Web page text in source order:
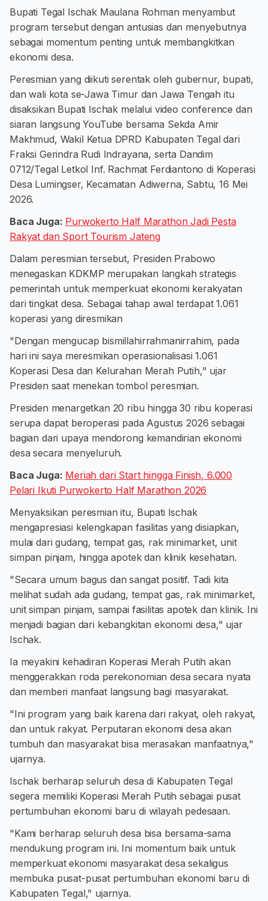
Bupati Tegal Ischak Maulana Rohman menyambut
program tersebut dengan antusias dan menyebutnya
sebagai momentum penting untuk membangkitkan
ekonomi desa.
Peresmian yang diikuti serentak oleh gubernur, bupati,
dan wali kota se-Jawa Timur dan Jawa Tengah itu
disaksikan Bupati Ischak melalui video conference dan
siaran langsung YouTube bersama Sekda Amir
Makhmud, Wakil Ketua DPRD Kabupaten Tegal dari
Fraksi Gerindra Rudi Indrayana, serta Dandim
0712/Tegal Letkol Inf. Rachmat Ferdiantono di Koperasi
Desa Lumingser, Kecamatan Adiwerna, Sabtu, 16 Mei
2026.
Baca Juga: Purwokerto Half Marathon Jadi Pesta
Rakyat dan Sport Tourism Jateng
Dalam peresmian tersebut, Presiden Prabowo
menegaskan KDKMP merupakan langkah strategis
pemerintah untuk memperkuat ekonomi kerakyatan
dari tingkat desa. Sebagai tahap awal terdapat 1.061
koperasi yang diresmikan
"Dengan mengucap bismillahirrahmanirrahim, pada
hari ini saya meresmikan operasionalisasi 1.061
Koperasi Desa dan Kelurahan Merah Putih," ujar
Presiden saat menekan tombol peresmian.
Presiden menargetkan 20 ribu hingga 30 ribu koperasi
serupa dapat beroperasi pada Agustus 2026 sebagai
bagian dari upaya mendorong kemandirian ekonomi
desa secara menyeluruh.
Baca Juga: Meriah dari Start hingga Finish, 6.000
Pelari Ikuti Purwokerto Half Marathon 2026
Menyaksikan peresmian itu, Bupati Ischak
mengapresiasi kelengkapan fasilitas yang disiapkan,
mulai dari gudang, tempat gas, rak minimarket, unit
simpan pinjam, hingga apotek dan klinik kesehatan.
"Secara umum bagus dan sangat positif. Tadi kita
melihat sudah ada gudang, tempat gas, rak minimarket,
unit simpan pinjam, sampai fasilitas apotek dan klinik. Ini
menjadi bagian dari kebangkitan ekonomi desa," ujar
Ischak.
Ia meyakini kehadiran Koperasi Merah Putih akan
menggerakkan roda perekonomian desa secara nyata
dan memberi manfaat langsung bagi masyarakat.
"Ini program yang baik karena dari rakyat, oleh rakyat,
dan untuk rakyat. Perputaran ekonomi desa akan
tumbuh dan masyarakat bisa merasakan manfaatnya,"
ujarnya.
Ischak berharap seluruh desa di Kabupaten Tegal
segera memiliki Koperasi Merah Putih sebagai pusat
pertumbuhan ekonomi baru di wilayah pedesaan.
"Kami berharap seluruh desa bisa bersama-sama
mendukung program ini. Ini momentum baik untuk
memperkuat ekonomi masyarakat desa sekaligus
membuka pusat-pusat pertumbuhan ekonomi baru di
Kabupaten Tegal," ujarnya.